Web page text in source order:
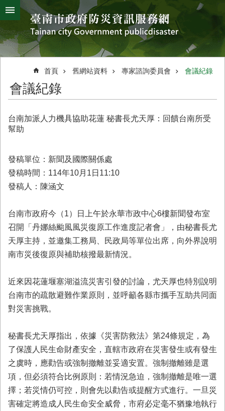
跳到主要內容區塊
搜
尋
進
階
搜
熱
字
颱
風
災
害
救
辦
簡
介
災
新
聞
業
務
專
便
民
服
站
導
覽
回
首
首頁 舊網站資料 專家諮詢委員會 會議紀錄
會議紀錄
台南加派人力機具協助花蓮 秘書長尤天厚：回饋台南所受
幫助
發稿單位：新聞及國際關係處
發稿時間：114年10月1日11:10
發稿人：陳涵文
台南市政府今（1）日上午於永華市政中心6樓新聞發布室
召開「丹娜絲颱風風災復原工作進度記者會」，由秘書長尤
天厚主持，並邀集工務局、民政局等單位出席，向外界說明
南市災後復原與補助核撥最新情況。
近來因花蓮堰塞湖溢流災害引發的討論，尤天厚也特別說明
台南市的疏散避難作業原則，並呼籲各縣市攜手互助共同面
對災害挑戰。
秘書長尤天厚指出，依據《災害防救法》第24條規定，為
了保護人民生命財產安全，直轄市政府在災害發生或有發生
之虞時，應勸告或強制撤離並妥適安置。強制撤離雖是選
項，但必須符合比例原則：若情況急迫，強制撤離是唯一選
擇；若災情仍可控，則會先以勸告或提醒方式進行。一旦災
害確定將造成人民生命安全威脅，市府必定毫不猶豫地執行